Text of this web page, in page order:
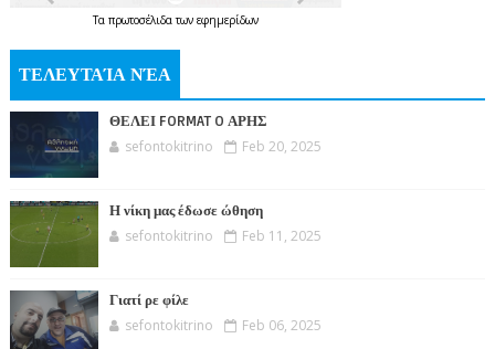
Τα πρωτοσέλιδατων εφημερίδων
ΤΕΛΕΥΤΑΊΑ ΝΈΑ
ΘΕΛΕΙ FORMAT O ΑΡΗΣ
sefontokitrino Feb 20, 2025
Η νίκη μας έδωσε ώθηση
sefontokitrino Feb 11, 2025
Γιατί ρε φίλε
sefontokitrino Feb 06, 2025